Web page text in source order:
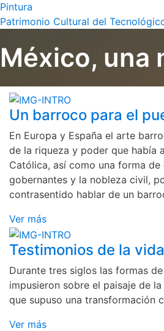
Pintura
Patrimonio Cultural del
México, una
Un barroco para el
En Europa y España el arte
de la riqueza y poder que había
Católica, así como una forma
gobernantes y la nobleza civil,
contrasentido hablar de un
Ver más
Testimonios de la
Durante tres siglos las formas
impusieron sobre el paisaje de
que supuso una transformación
Ver más